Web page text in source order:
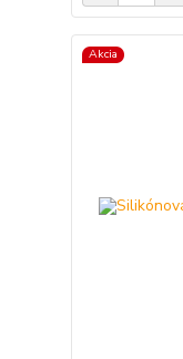
Akcia